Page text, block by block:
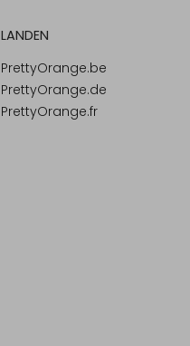
LANDEN
PrettyOrange.be
PrettyOrange.de
PrettyOrange.fr